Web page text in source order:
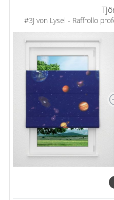
#3J von Lysel - Raffrollo